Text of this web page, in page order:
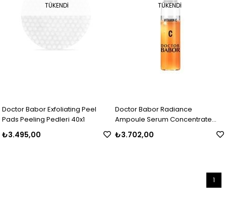
TÜKENDI
Doctor Babor Exfoliating Peel
Pads Peeling Pedleri 40x1
₺3.495,00
TÜKENDI
Doctor Babor Radiance
Ampoule Serum Concentrate
Aydınlatıcı C vitamini Ampul Kürü
7x2 ml
₺3.702,00
1